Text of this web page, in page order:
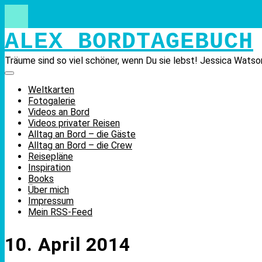
Skip
content
ALEX BORDTAGEBUCH
Träume sind so viel schöner, wenn Du sie lebst! Jessica
Weltkarten
Fotogalerie
Videos an Bord
Videos privater Reisen
Alltag an Bord – die Gäste
Alltag an Bord – die Crew
Reisepläne
Inspiration
Books
Über mich
Impressum
Mein RSS-Feed
10. April 2014